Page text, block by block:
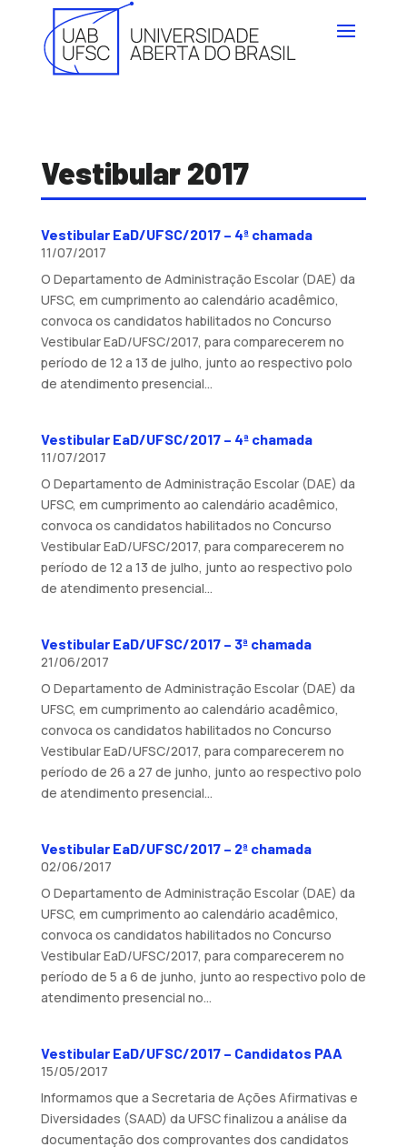
Vestibular 2017
Vestibular EaD/UFSC/2017 – 4ª chamada
11/07/2017
O Departamento de Administração Escolar (DAE) da
UFSC, em cumprimento ao calendário acadêmico,
convoca os candidatos habilitados no Concurso
Vestibular EaD/UFSC/2017, para comparecerem no
período de 12 a 13 de julho, junto ao respectivo polo
de atendimento presencial...
Vestibular EaD/UFSC/2017 – 4ª chamada
11/07/2017
O Departamento de Administração Escolar (DAE) da
UFSC, em cumprimento ao calendário acadêmico,
convoca os candidatos habilitados no Concurso
Vestibular EaD/UFSC/2017, para comparecerem no
período de 12 a 13 de julho, junto ao respectivo polo
de atendimento presencial...
Vestibular EaD/UFSC/2017 – 3ª chamada
21/06/2017
O Departamento de Administração Escolar (DAE) da
UFSC, em cumprimento ao calendário acadêmico,
convoca os candidatos habilitados no Concurso
Vestibular EaD/UFSC/2017, para comparecerem no
período de 26 a 27 de junho, junto ao respectivo polo
de atendimento presencial...
Vestibular EaD/UFSC/2017 – 2ª chamada
02/06/2017
O Departamento de Administração Escolar (DAE) da
UFSC, em cumprimento ao calendário acadêmico,
convoca os candidatos habilitados no Concurso
Vestibular EaD/UFSC/2017, para comparecerem no
período de 5 a 6 de junho, junto ao respectivo polo de
atendimento presencial no...
Vestibular EaD/UFSC/2017 – Candidatos PAA
15/05/2017
Informamos que a Secretaria de Ações Afirmativas e
Diversidades (SAAD) da UFSC finalizou a análise da
documentação dos comprovantes dos candidatos